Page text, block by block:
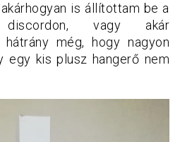
is állítottam be a
discordon, vagy akár
még, hogy nagyon
egy kis plusz hangerő nem